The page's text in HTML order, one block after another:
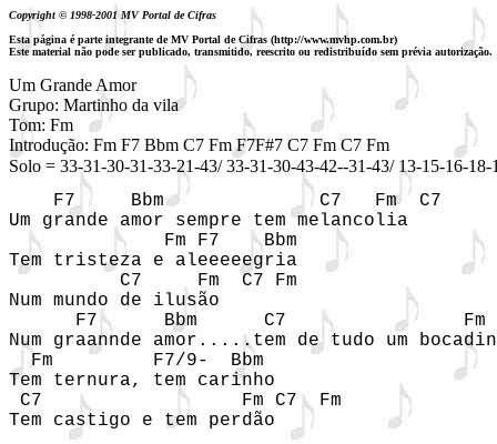
Copyright © 1998-2001 MV Portal de Cifras
Esta página é parte integrante de MV Portal de Cifras (http://www.mvhp.com.br)
Este material não pode ser publicado, transmitido, reescrito ou redistribuído sem prévia autorização.
Um Grande Amor
Grupo: Martinho da vila
Tom: Fm
Introdução: Fm F7 Bbm C7 Fm F7F#7 C7 Fm C7 Fm
Solo = 33-31-30-31-33-21-43/ 33-31-30-43-42--31-43/ 13-15-16-18-
    F7     Bbm              C7   Fm  C7
Um grande amor sempre tem melancolia
              Fm F7    Bbm
Tem tristeza e aleeeeegria
          C7     Fm  C7 Fm
Num mundo de ilusão
F7      Bbm      C7                Fm
Num graannde amor.....tem de tudo um
  Fm         F7/9-  Bbm
Tem ternura, tem carinho
C7                  Fm C7  Fm
Tem castigo e tem perdão